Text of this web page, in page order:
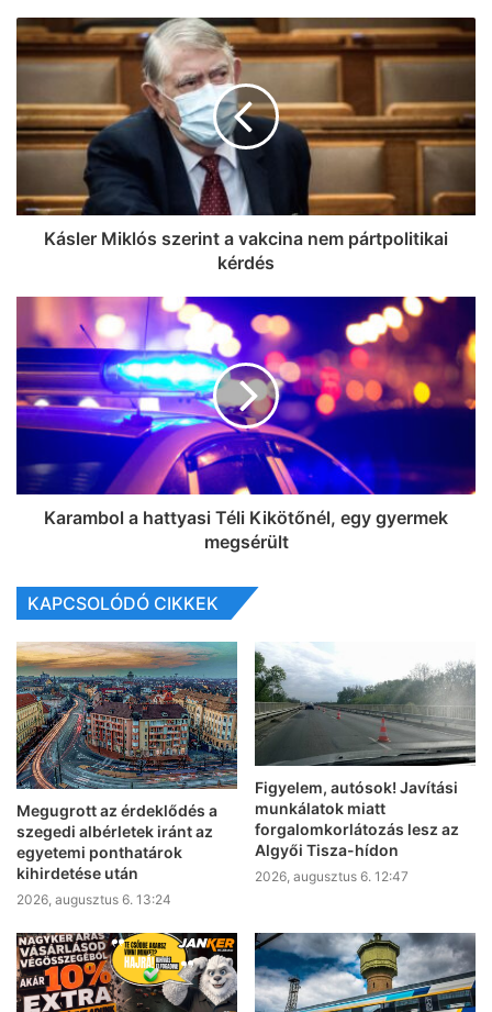
Zivatarok pattantak ki Csongrád-
Csanád vármegyében, miközben
jócskán megdőlt a melegrekord az
országban
Kásler Miklós szerint a vakcina nem pártpolitikai
kérdés
Karambol a hattyasi Téli Kikötőnél, egy gyermek
megsérült
KAPCSOLÓDÓ CIKKEK
Megugrott az érdeklődés a
szegedi albérletek iránt az
egyetemi ponthatárok
kihirdetése után
2026, augusztus 6. 13:24
Figyelem, autósok! Javítási
munkálatok miatt
forgalomkorlátozás lesz az
Algyői Tisza-hídon
2026, augusztus 6. 12:47